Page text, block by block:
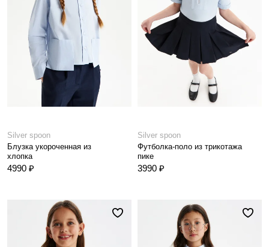
Silver spoon
Блузка укороченная из
хлопка
4990 ₽
Silver spoon
Футболка-поло из трикотажа
пике
3990 ₽